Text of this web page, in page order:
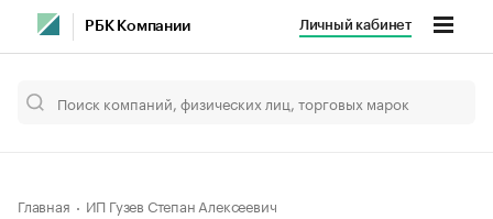
РБК Компании Личный кабинет
Главная ИП Гузев Степан Алексеевич